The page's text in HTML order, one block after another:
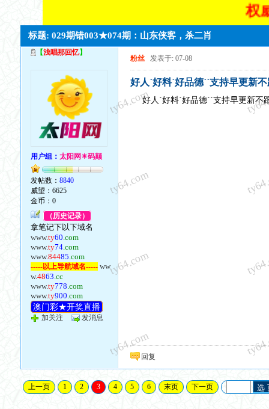
权威
标题: 029期错003★074期：山东侠客，杀二肖
【浅唱那回忆】
用户组：太阳网☀码颠
发帖数：8840
威望：6625
金币：0
（历史记录）
拿笔记下以下域名
www.ty60.com
www.ty74.com
www.84485.com
-----以上导航域名----- ww
w.4863.cc
www.ty778.com
www.ty900.com
澳门彩★开奖直播
加关注 发消息
粉丝 发表于: 07-08
好人`好料`好品德``支持早更新
好人`好料`好品德``支持早更新不
回复
上一页 1 2 3 4 5 6 末页 下一页 选
ty64.com
ty64.com
ty64.com
ty64.com